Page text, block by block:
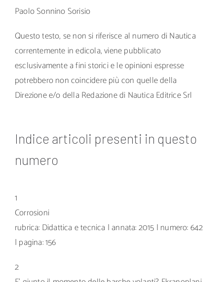
Paolo Sonnino Sorisio
Questo testo, se non si riferisce al numero di Nautica
correntemente in edicola, viene pubblicato
esclusivamente a fini storici e le opinioni espresse
potrebbero non coincidere più con quelle della
Direzione e/o della Redazione di Nautica Editrice Srl
Indice articoli presenti in questo
numero
1
Corrosioni
rubrica: Didattica e tecnica | annata: 2015 | numero: 642
| pagina: 156
2